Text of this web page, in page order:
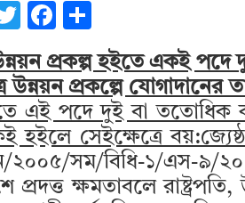
T
it
te
r
F
e
b
o
o
k
h
ar
e
প্রকল্প হইতে একই পদে
উন্নয়ন প্রকল্পে যোগাদানের
এই পদে দুই বা ততোধিক
হইলে সেইক্ষেত্রে
সম/বিধি-১/এস-৯/
প্রদত্ত ক্ষমতাবলে